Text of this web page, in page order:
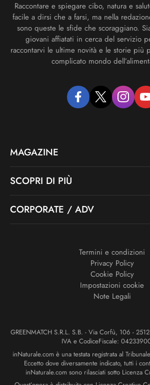
Raccontare e spiegare cibo, natura e
facile a dirsi che a farsi, ma nella
sono queste le sfide che scoraggiano.
giovani affiatati in cerca del servizio
raccontarvi le ultime novità e le storie più
complicato mondo
facebooktwitter
MAGAZINE
SCOPRI DI PIÙ
CORPORATE / ADV
Termini e condizioni
Privacy Policy
Cookie Policy
Impostazioni cookie
Note Legali
GREENMATCH S.R.L. S.B. - Via Corfù, 106 -
IVA e CodiceFiscale:
inNaturale.com è una testata registrata al
Eccetto dove diversamente indicato, tutti i
inNaturale.com sono rilasciati sotto Licenza